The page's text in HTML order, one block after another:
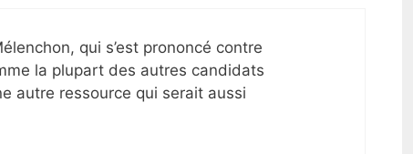
qui s’est prononcé contre
la plupart des autres candidats
autre ressource qui serait aussi